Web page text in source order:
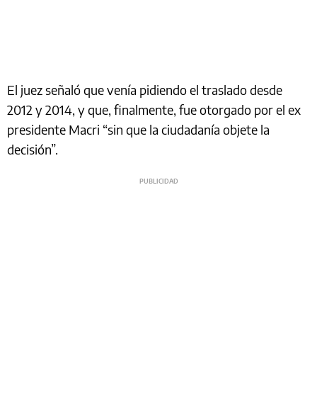
El juez señaló que venía pidiendo el traslado desde
2012 y 2014, y que, finalmente, fue otorgado por el ex
presidente Macri “sin que la ciudadanía objete la
decisión”.